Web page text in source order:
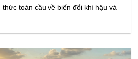
thức toàn cầu về biến đổi khí hậu và